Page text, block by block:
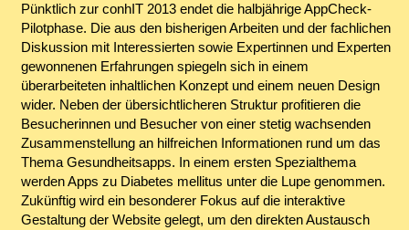
Pünktlich zur conhIT 2013 endet die halbjährige AppCheck-
Pilotphase. Die aus den bisherigen Arbeiten und der fachlichen
Diskussion mit Interessierten sowie Expertinnen und Experten
gewonnenen Erfahrungen spiegeln sich in einem
überarbeiteten inhaltlichen Konzept und einem neuen Design
wider. Neben der übersichtlicheren Struktur profitieren die
Besucherinnen und Besucher von einer stetig wachsenden
Zusammenstellung an hilfreichen Informationen rund um das
Thema Gesundheitsapps. In einem ersten Spezialthema
werden Apps zu Diabetes mellitus unter die Lupe genommen.
Zukünftig wird ein besonderer Fokus auf die interaktive
Gestaltung der Website gelegt, um den direkten Austausch